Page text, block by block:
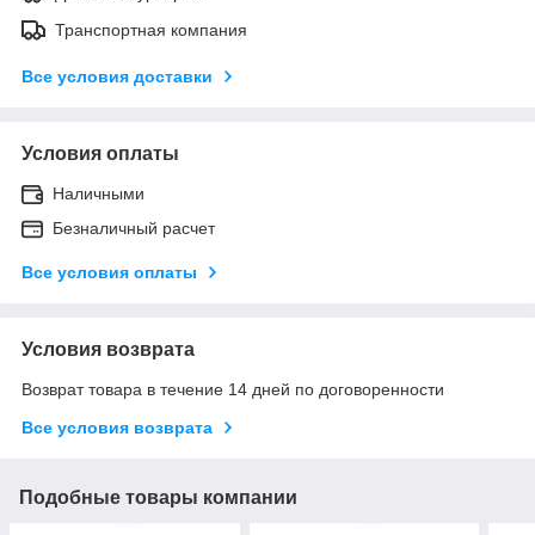
Транспортная компания
Все условия доставки
Условия оплаты
Наличными
Безналичный расчет
Все условия оплаты
Условия возврата
Возврат товара в течение 14 дней по договоренности
Все условия возврата
Подобные товары компании